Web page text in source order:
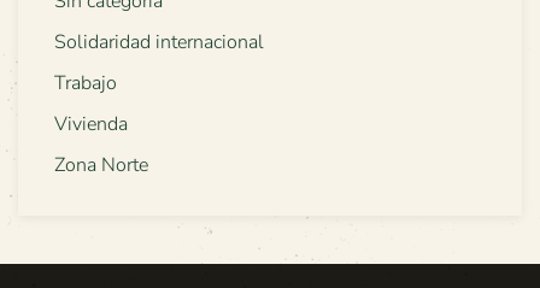
Solidaridad internacional
Trabajo
Vivienda
Zona Norte